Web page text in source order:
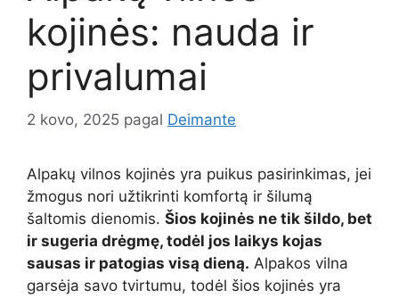
kojinės: nauda ir
privalumai
2 kovo, 2025 pagal Deimante
Alpakų vilnos kojinės yra puikus pasirinkimas, jei
žmogus nori užtikrinti komfortą ir šilumą
šaltomis dienomis. Šios kojinės ne tik šildo, bet
ir sugeria drėgmę, todėl jos laikys kojas
sausas ir patogias visą dieną. Alpakos vilna
garsėja savo tvirtumu, todėl šios kojinės yra